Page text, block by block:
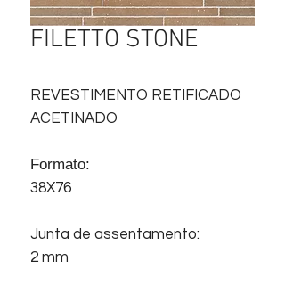
FILETTO STONE
REVESTIMENTO RETIFICADO
ACETINADO
Formato:
38X76
Junta de assentamento:
2 mm